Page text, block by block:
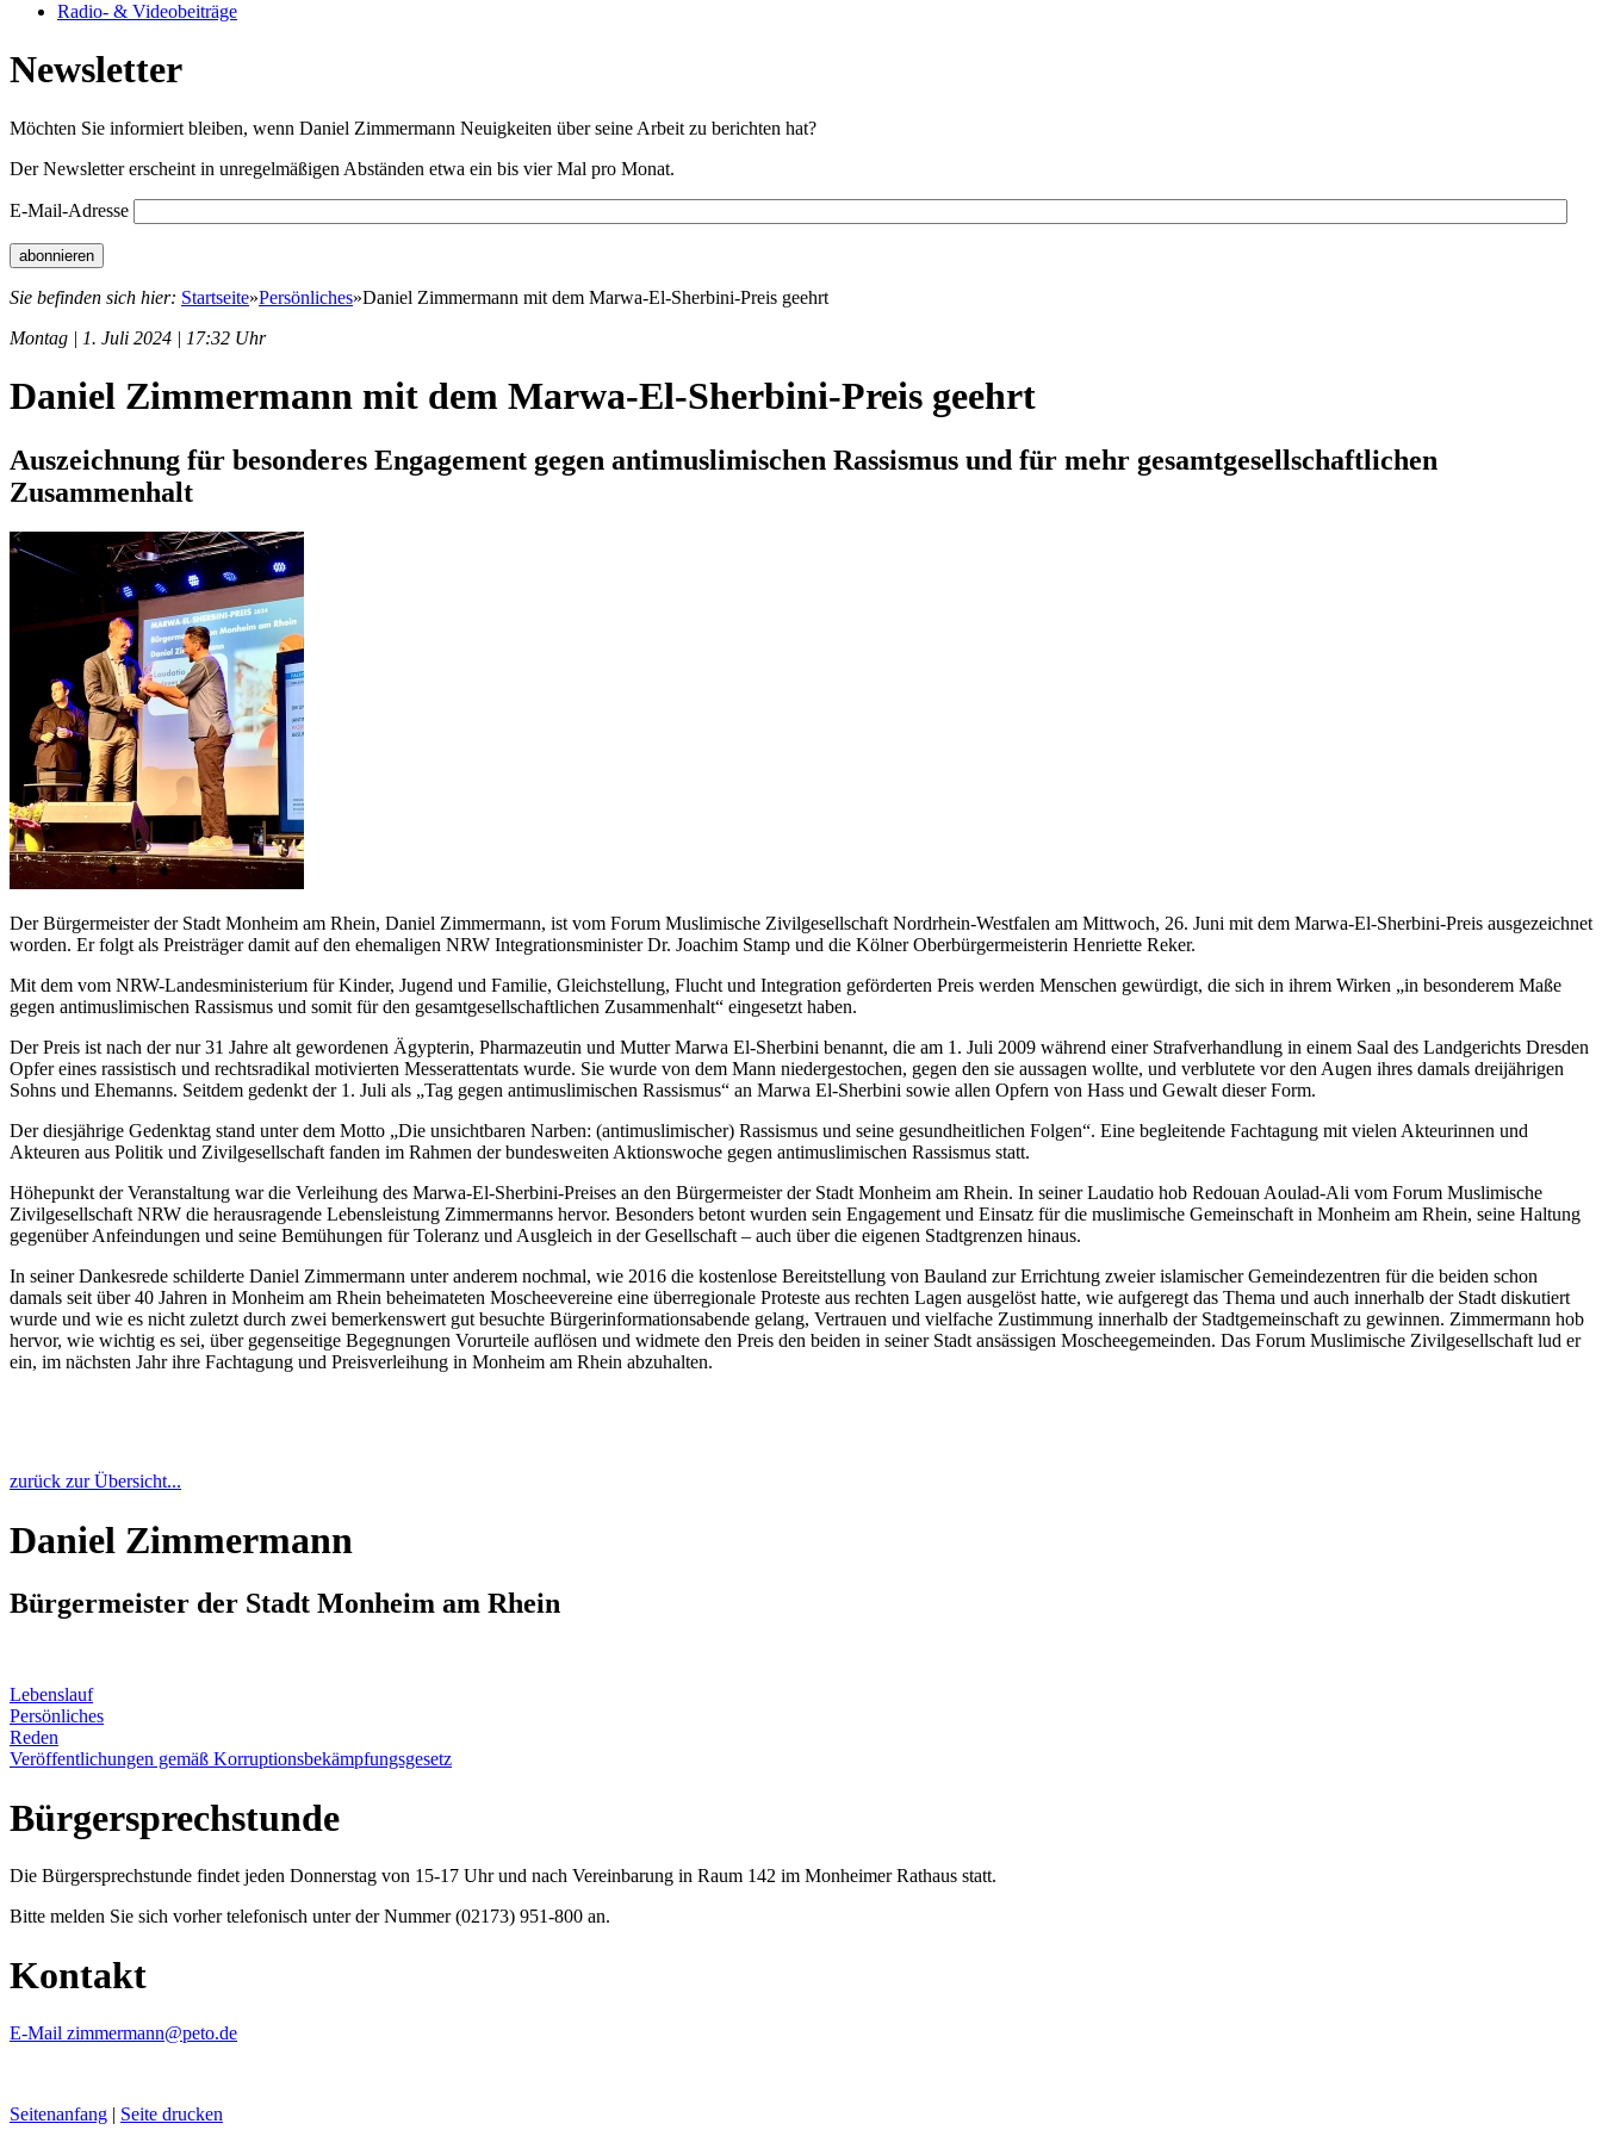
Radio- & Videobeiträge
Newsletter
Möchten Sie informiert bleiben, wenn Daniel Zimmermann Neuigkeiten über seine Arbeit zu berichten hat?
Der Newsletter erscheint in unregelmäßigen Abständen etwa ein bis vier Mal pro Monat.
E-Mail-Adresse
Sie befinden sich hier: Startseite»Persönliches»Daniel Zimmermann mit dem Marwa-El-Sherbini-Preis geehrt
Montag | 1. Juli 2024 | 17:32 Uhr
Daniel Zimmermann mit dem Marwa-El-Sherbini-Preis geehrt
Auszeichnung für besonderes Engagement gegen antimuslimischen Rassismus und für mehr gesamtgesellschaftlichen
Zusammenhalt
Der Bürgermeister der Stadt Monheim am Rhein, Daniel Zimmermann, ist vom Forum Muslimische Zivilgesellschaft Nordrhein-Westfalen am Mittwoch, 26. Juni mit dem Marwa-El-Sherbini-Preis ausgezeichnet
worden. Er folgt als Preisträger damit auf den ehemaligen NRW Integrationsminister Dr. Joachim Stamp und die Kölner Oberbürgermeisterin Henriette Reker.
Mit dem vom NRW-Landesministerium für Kinder, Jugend und Familie, Gleichstellung, Flucht und Integration geförderten Preis werden Menschen gewürdigt, die sich in ihrem Wirken „in besonderem Maße
gegen antimuslimischen Rassismus und somit für den gesamtgesellschaftlichen Zusammenhalt“ eingesetzt haben.
Der Preis ist nach der nur 31 Jahre alt gewordenen Ägypterin, Pharmazeutin und Mutter Marwa El-Sherbini benannt, die am 1. Juli 2009 während einer Strafverhandlung in einem Saal des Landgerichts Dresden
Opfer eines rassistisch und rechtsradikal motivierten Messerattentats wurde. Sie wurde von dem Mann niedergestochen, gegen den sie aussagen wollte, und verblutete vor den Augen ihres damals dreijährigen
Sohns und Ehemanns. Seitdem gedenkt der 1. Juli als „Tag gegen antimuslimischen Rassismus“ an Marwa El-Sherbini sowie allen Opfern von Hass und Gewalt dieser Form.
Der diesjährige Gedenktag stand unter dem Motto „Die unsichtbaren Narben: (antimuslimischer) Rassismus und seine gesundheitlichen Folgen“. Eine begleitende Fachtagung mit vielen Akteurinnen und
Akteuren aus Politik und Zivilgesellschaft fanden im Rahmen der bundesweiten Aktionswoche gegen antimuslimischen Rassismus statt.
Höhepunkt der Veranstaltung war die Verleihung des Marwa-El-Sherbini-Preises an den Bürgermeister der Stadt Monheim am Rhein. In seiner Laudatio hob Redouan Aoulad-Ali vom Forum Muslimische
Zivilgesellschaft NRW die herausragende Lebensleistung Zimmermanns hervor. Besonders betont wurden sein Engagement und Einsatz für die muslimische Gemeinschaft in Monheim am Rhein, seine Haltung
gegenüber Anfeindungen und seine Bemühungen für Toleranz und Ausgleich in der Gesellschaft – auch über die eigenen Stadtgrenzen hinaus.
In seiner Dankesrede schilderte Daniel Zimmermann unter anderem nochmal, wie 2016 die kostenlose Bereitstellung von Bauland zur Errichtung zweier islamischer Gemeindezentren für die beiden schon
damals seit über 40 Jahren in Monheim am Rhein beheimateten Moscheevereine eine überregionale Proteste aus rechten Lagen ausgelöst hatte, wie aufgeregt das Thema und auch innerhalb der Stadt diskutiert
wurde und wie es nicht zuletzt durch zwei bemerkenswert gut besuchte Bürgerinformationsabende gelang, Vertrauen und vielfache Zustimmung innerhalb der Stadtgemeinschaft zu gewinnen. Zimmermann hob
hervor, wie wichtig es sei, über gegenseitige Begegnungen Vorurteile auflösen und widmete den Preis den beiden in seiner Stadt ansässigen Moscheegemeinden. Das Forum Muslimische Zivilgesellschaft lud er
ein, im nächsten Jahr ihre Fachtagung und Preisverleihung in Monheim am Rhein abzuhalten.
zurück zur Übersicht...
Daniel Zimmermann
Bürgermeister der Stadt Monheim am Rhein
Lebenslauf
Persönliches
Reden
Veröffentlichungen gemäß Korruptionsbekämpfungsgesetz
Bürgersprechstunde
Die Bürgersprechstunde findet jeden Donnerstag von 15-17 Uhr und nach Vereinbarung in Raum 142 im Monheimer Rathaus statt.
Bitte melden Sie sich vorher telefonisch unter der Nummer (02173) 951-800 an.
Kontakt
E-Mail zimmermann@peto.de
Seitenanfang | Seite drucken